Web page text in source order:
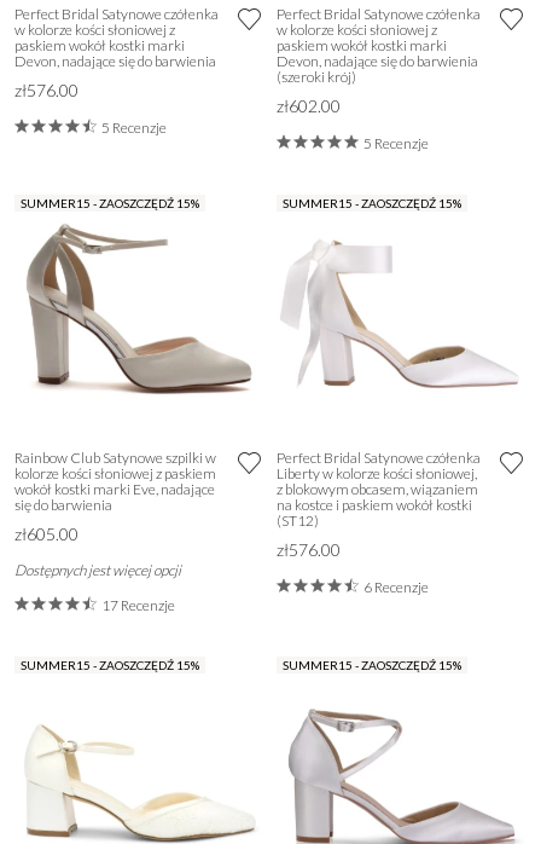
Perfect Bridal Satynowe czółenka
w kolorze kości słoniowej z
paskiem wokół kostki marki
Devon, nadające się do barwienia
zł576.00
5 Recenzje
Perfect Bridal Satynowe czółenka
w kolorze kości słoniowej z
paskiem wokół kostki marki
Devon, nadające się do barwienia
(szeroki krój)
zł602.00
5 Recenzje
SUMMER15 - ZAOSZCZĘDŹ 15%
Rainbow Club Satynowe szpilki w
kolorze kości słoniowej z paskiem
wokół kostki marki Eve, nadające
się do barwienia
zł605.00
Dostępnych jest więcej opcji
17 Recenzje
SUMMER15 - ZAOSZCZĘDŹ 15%
Perfect Bridal Satynowe czółenka
Liberty w kolorze kości słoniowej,
z blokowym obcasem, wiązaniem
na kostce i paskiem wokół kostki
(ST12)
zł576.00
6 Recenzje
SUMMER15 - ZAOSZCZĘDŹ 15% SUMMER15 - ZAOSZCZĘDŹ 15%